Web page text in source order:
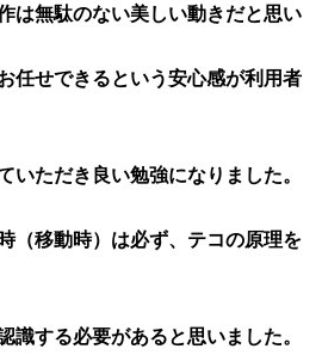
は無駄のない美しい動きだと思い
任せできるという安心感が利用者
いただき良い勉強になりました。
（移動時）は必ず、テコの原理を
識する必要があると思いました。